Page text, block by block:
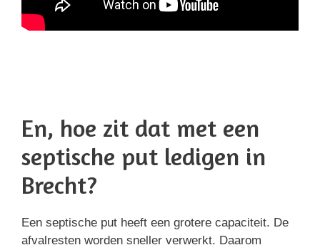
En, hoe zit dat met een
septische put ledigen in
Brecht?
Een septische put heeft een grotere capaciteit. De
afvalresten worden sneller verwerkt. Daarom